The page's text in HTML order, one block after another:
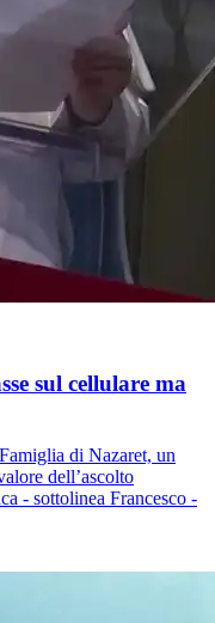
sul cellulare ma
di Nazaret, un
dell’ascolto
- sottolinea Francesco -